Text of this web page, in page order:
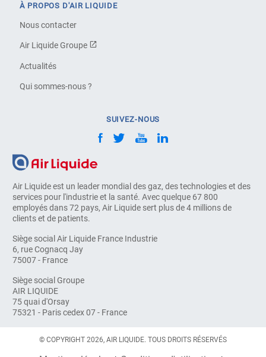
Air Liquide est un leader mondial des gaz, des technologies et des
services pour l'industrie et la santé. Avec quelque 67 800
employés dans 72 pays, Air Liquide sert plus de 4 millions de
clients et de patients.
Siège social Air Liquide France Industrie
6, rue Cognacq Jay
75007 - France
Siège social Groupe
AIR LIQUIDE
75 quai d'Orsay
75321 - Paris cedex 07 - France
À PROPOS D'AIR LIQUIDE
Nous contacter
Air Liquide Groupe
Actualités
Qui sommes-nous ?
SUIVEZ-NOUS
© COPYRIGHT 2026, AIR LIQUIDE. TOUS DROITS RÉSERVÉS